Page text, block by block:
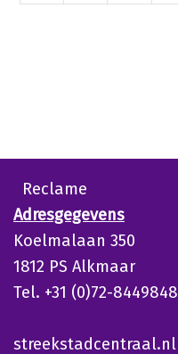
Reclame
Adresgegevens
Koelmalaan 350
1812 PS Alkmaar
Tel. +31 (0)72-8449848
streekstadcentraal.nl